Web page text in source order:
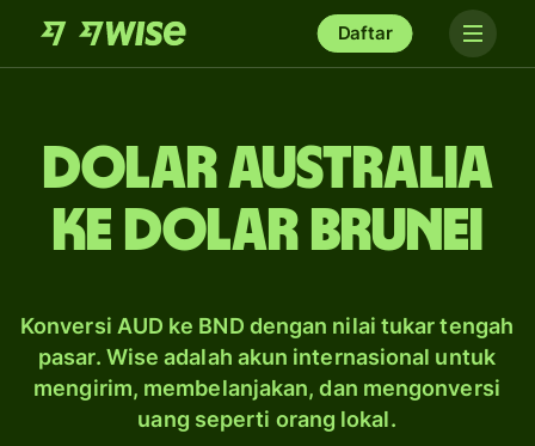
Daftar
dolar Australia
ke dolar Brunei
Konversi AUD ke BND dengan nilai tukar tengah
pasar. Wise adalah akun internasional untuk
mengirim, membelanjakan, dan mengonversi
uang seperti orang lokal.